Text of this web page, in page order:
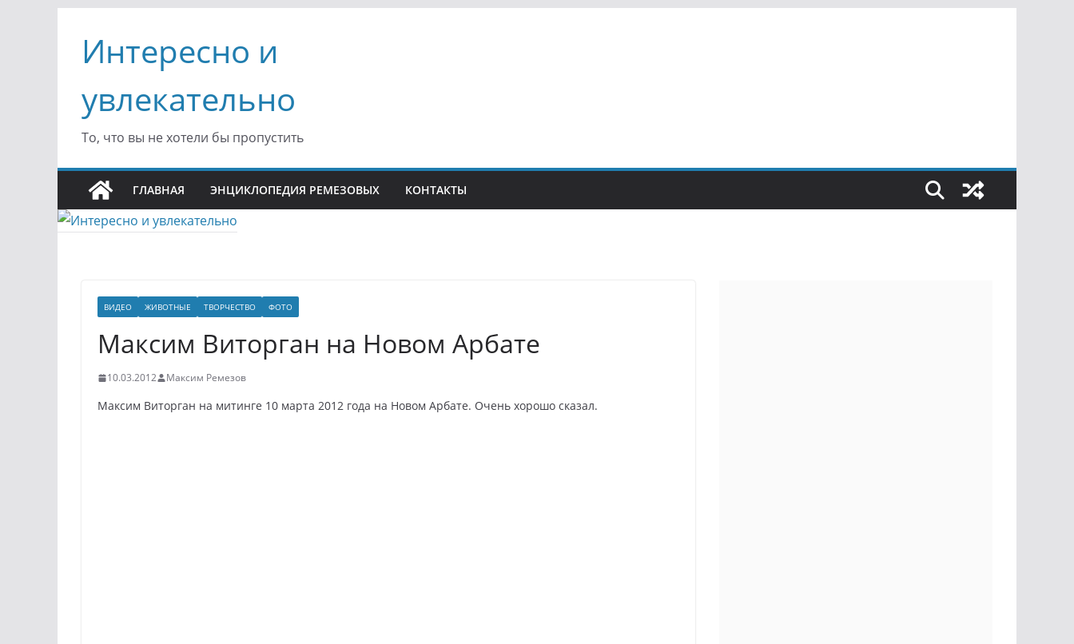
содержимому
Интересно и
увлекательно
То, что вы не хотели бы пропустить
ГЛАВНАЯ ЭНЦИКЛОПЕДИЯ РЕМЕЗОВЫХ КОНТАКТЫ
ВИДЕО ЖИВОТНЫЕ ТВОРЧЕСТВО ФОТО
Максим Виторган на Новом Арбате
10.03.2012 Максим Ремезов
Максим Виторган на митинге 10 марта 2012 года на Новом Арбате. Очень хорошо сказал.